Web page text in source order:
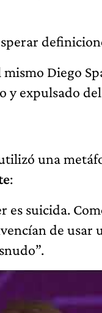
mismo Diego
y expulsado
una
:
es suicida.
de